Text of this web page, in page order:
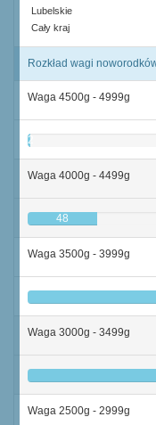
Lubelskie
Cały kraj
Rozkład wagi
Waga 4500g - 4999g
2
Waga 4000g - 4499g
48
Waga 3500g - 3999g
Waga 3000g - 3499g
Waga 2500g - 2999g